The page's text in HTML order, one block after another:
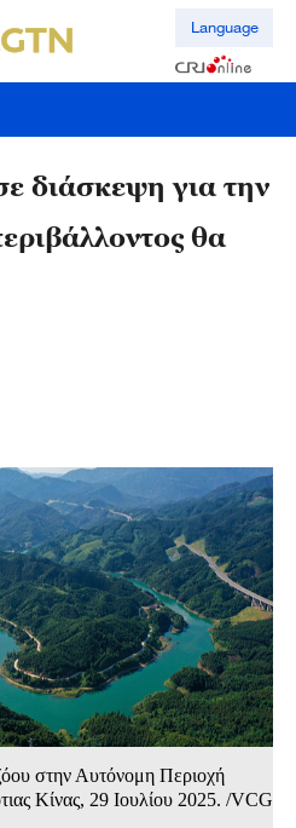
Language
διάσκεψη για την
θα
στην Αυτόνομη Περιοχή
Κίνας, 29 Ιουλίου 2025. /VCG